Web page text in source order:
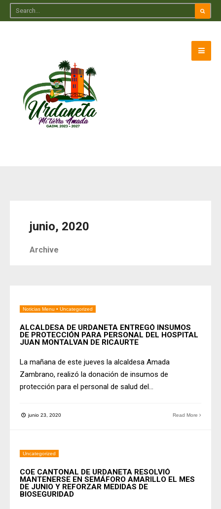
junio, 2020
Archive
Noticias Menu • Uncategorized
ALCALDESA DE URDANETA ENTREGÓ INSUMOS
DE PROTECCIÓN PARA PERSONAL DEL HOSPITAL
JUAN MONTALVAN DE RICAURTE
La mañana de este jueves la alcaldesa Amada
Zambrano, realizó la donación de insumos de
protección para el personal de salud del...
junio 23, 2020 Read More
Uncategorized
COE CANTONAL DE URDANETA RESOLVIÓ
MANTENERSE EN SEMÁFORO AMARILLO EL MES
DE JUNIO Y REFORZAR MEDIDAS DE
BIOSEGURIDAD